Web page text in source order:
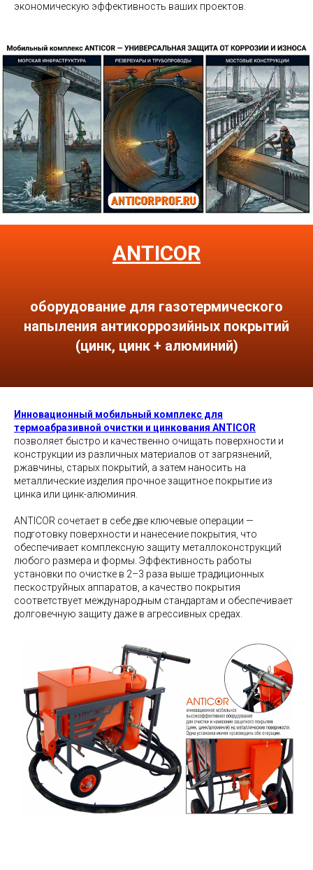
экономическую эффективность ваших проектов.
ANTICOR
оборудование для газотермического
напыления антикоррозийных покрытий
(цинк, цинк + алюминий)
Инновационный мобильный комплекс для
термоабразивной очистки и цинкования ANTICOR
позволяет быстро и качественно очищать поверхности и
конструкции из различных материалов от загрязнений,
ржавчины, старых покрытий, а затем наносить на
металлические изделия прочное защитное покрытие из
цинка или цинк-алюминия.
ANTICOR сочетает в себе две ключевые операции —
подготовку поверхности и нанесение покрытия, что
обеспечивает комплексную защиту металлоконструкций
любого размера и формы. Эффективность работы
установки по очистке в 2–3 раза выше традиционных
пескоструйных аппаратов, а качество покрытия
соответствует международным стандартам и обеспечивает
долговечную защиту даже в агрессивных средах.